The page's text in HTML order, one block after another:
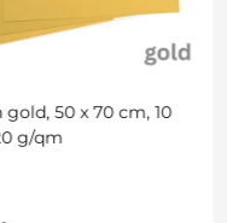
Strohseide "natur" 5
x 70 cm, 25 g/qm